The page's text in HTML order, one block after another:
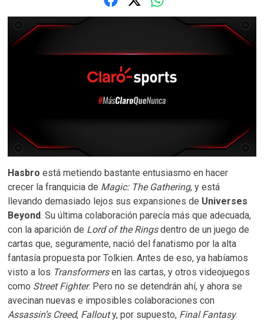
Hasbro está metiendo bastante entusiasmo en hacer
crecer la franquicia de Magic: The Gathering, y está
llevando demasiado lejos sus expansiones de Universes
Beyond. Su última colaboración parecía más que adecuada,
con la aparición de Lord of the Ringsdentro de un juego de
cartas que, seguramente, nació del fanatismo por la alta
fantasía propuesta por Tolkien. Antes de eso, ya habíamos
visto a los Transformersen las cartas, y otros videojuegos
como Street Fighter. Pero no se detendrán ahí, y ahora se
avecinan nuevas e imposibles colaboraciones con
Assassin’s Creed, Fallouty, por supuesto, Final Fantasy.